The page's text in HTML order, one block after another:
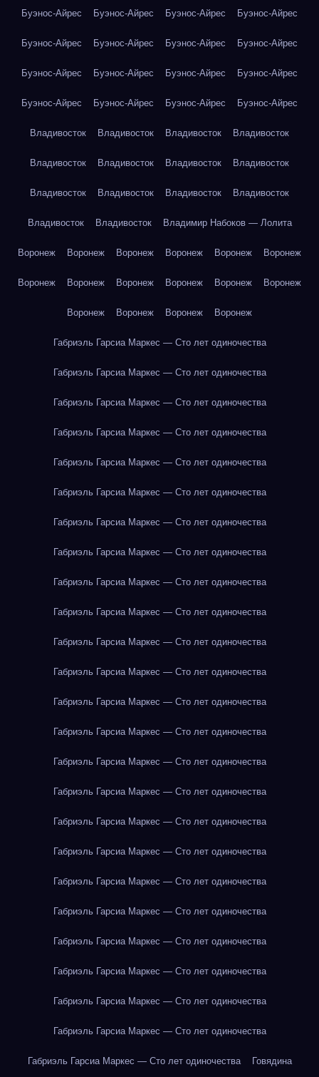
Буэнос-Айрес Буэнос-Айрес Буэнос-Айрес Буэнос-Айрес
Буэнос-Айрес Буэнос-Айрес Буэнос-Айрес Буэнос-Айрес
Буэнос-Айрес Буэнос-Айрес Буэнос-Айрес Буэнос-Айрес
Буэнос-Айрес Буэнос-Айрес Буэнос-Айрес Буэнос-Айрес
Владивосток Владивосток Владивосток Владивосток
Владивосток Владивосток Владивосток Владивосток
Владивосток Владивосток Владивосток Владивосток
Владивосток Владивосток Владимир Набоков — Лолита
Воронеж Воронеж Воронеж Воронеж Воронеж Воронеж
Воронеж Воронеж Воронеж Воронеж Воронеж Воронеж
Воронеж Воронеж Воронеж Воронеж
Габриэль Гарсиа Маркес — Сто лет одиночества
Габриэль Гарсиа Маркес — Сто лет одиночества
Габриэль Гарсиа Маркес — Сто лет одиночества
Габриэль Гарсиа Маркес — Сто лет одиночества
Габриэль Гарсиа Маркес — Сто лет одиночества
Габриэль Гарсиа Маркес — Сто лет одиночества
Габриэль Гарсиа Маркес — Сто лет одиночества
Габриэль Гарсиа Маркес — Сто лет одиночества
Габриэль Гарсиа Маркес — Сто лет одиночества
Габриэль Гарсиа Маркес — Сто лет одиночества
Габриэль Гарсиа Маркес — Сто лет одиночества
Габриэль Гарсиа Маркес — Сто лет одиночества
Габриэль Гарсиа Маркес — Сто лет одиночества
Габриэль Гарсиа Маркес — Сто лет одиночества
Габриэль Гарсиа Маркес — Сто лет одиночества
Габриэль Гарсиа Маркес — Сто лет одиночества
Габриэль Гарсиа Маркес — Сто лет одиночества
Габриэль Гарсиа Маркес — Сто лет одиночества
Габриэль Гарсиа Маркес — Сто лет одиночества
Габриэль Гарсиа Маркес — Сто лет одиночества
Габриэль Гарсиа Маркес — Сто лет одиночества
Габриэль Гарсиа Маркес — Сто лет одиночества
Габриэль Гарсиа Маркес — Сто лет одиночества
Габриэль Гарсиа Маркес — Сто лет одиночества
Габриэль Гарсиа Маркес — Сто лет одиночества Говядина